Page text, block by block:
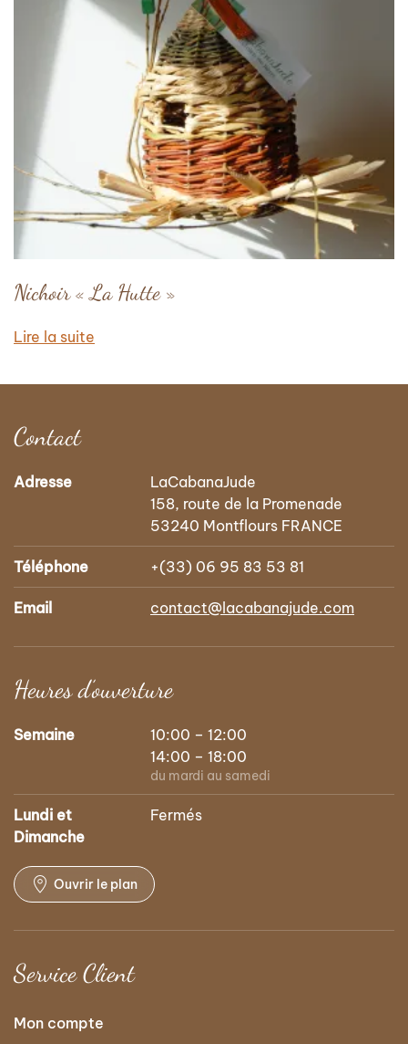
Nichoir « La Hutte »
Lire la suite
Contact
Adresse
LaCabanaJude
158, route de la Promenade
53240 Montflours FRANCE
Téléphone +(33) 06 95 83 53 81
Email contact@lacabanajude.com
Heures d’ouverture
Semaine
10:00 – 12:00
14:00 – 18:00
du mardi au samedi
Lundi et
Dimanche
Fermés
Ouvrir le plan
Service Client
Mon compte